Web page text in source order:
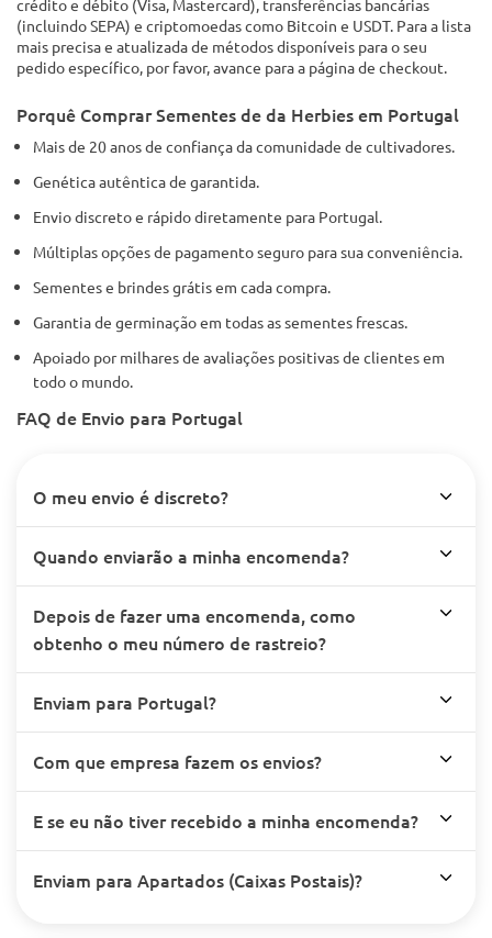
crédito e débito (Visa, Mastercard), transferências bancárias
(incluindo SEPA) e criptomoedas como Bitcoin e USDT. Para a lista
mais precisa e atualizada de métodos disponíveis para o seu
pedido específico, por favor, avance para a página de checkout.
Porquê Comprar Sementes de da Herbies em Portugal
Mais de 20 anos de confiança da comunidade de cultivadores.
Genética autêntica de garantida.
Envio discreto e rápido diretamente para Portugal.
Múltiplas opções de pagamento seguro para sua conveniência.
Sementes e brindes grátis em cada compra.
Garantia de germinação em todas as sementes frescas.
Apoiado por milhares de avaliações positivas de clientes em
todo o mundo.
FAQ de Envio para Portugal
O meu envio é discreto?
Quando enviarão a minha encomenda?
Depois de fazer uma encomenda, como
obtenho o meu número de rastreio?
Enviam para Portugal?
Com que empresa fazem os envios?
E se eu não tiver recebido a minha encomenda?
Enviam para Apartados (Caixas Postais)?